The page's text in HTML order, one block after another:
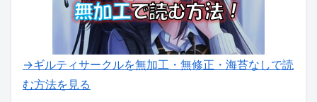
→ギルティサークルを無加工・無修正・海苔なしで読
む方法を見る